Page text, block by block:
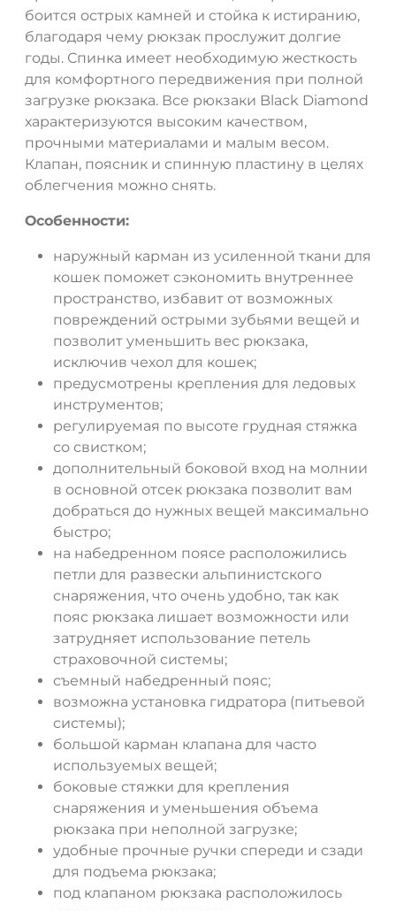
боится острых камней и стойка к истиранию,
благодаря чему рюкзак прослужит долгие
годы. Спинка имеет необходимую жесткость
для комфортного передвижения при полной
загрузке рюкзака. Все рюкзаки Black Diamond
характеризуются высоким качеством,
прочными материалами и малым весом.
Клапан, поясник и спинную пластину в целях
облегчения можно снять.
Особенности:
наружный карман из усиленной ткани для
кошек поможет сэкономить внутреннее
пространство, избавит от возможных
повреждений острыми зубьями вещей и
позволит уменьшить вес рюкзака,
исключив чехол для кошек;
предусмотрены крепления для ледовых
инструментов;
регулируемая по высоте грудная стяжка
со свистком;
дополнительный боковой вход на молнии
в основной отсек рюкзака позволит вам
добраться до нужных вещей максимально
быстро;
на набедренном поясе расположились
петли для развески альпинистского
снаряжения, что очень удобно, так как
пояс рюкзака лишает возможности или
затрудняет использование петель
страховочной системы;
съемный набедренный пояс;
возможна установка гидратора (питьевой
системы);
большой карман клапана для часто
используемых вещей;
боковые стяжки для крепления
снаряжения и уменьшения объема
рюкзака при неполной загрузке;
удобные прочные ручки спереди и сзади
для подъема рюкзака;
под клапаном рюкзака расположилось
ДА НЕТ